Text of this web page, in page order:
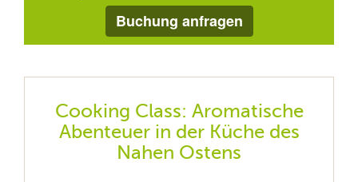
Buchung anfragen
Cooking Class: Aromatische
Abenteuer in der Küche des
Nahen Ostens